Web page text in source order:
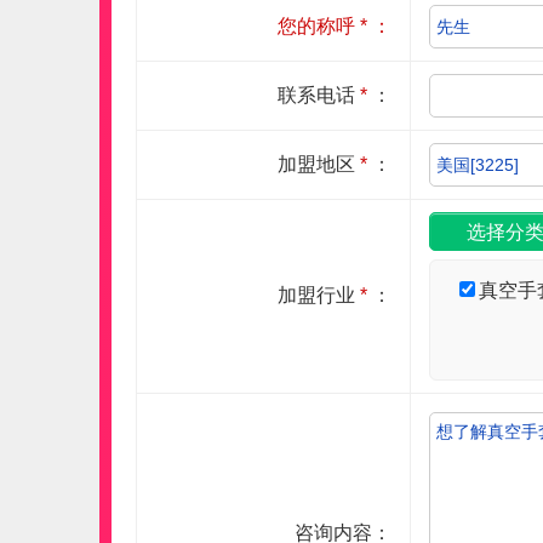
您的称呼 * ：
联系电话 * ：
加盟地区 * ：
加盟行业 * ： 真空手
咨询内容：